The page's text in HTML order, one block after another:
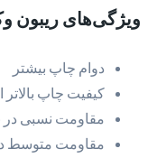
ویژگی‌های ریبون
دوام چاپ بیشتر
کیفیت چاپ
مقاومت نسبی در
مقاومت متوسط